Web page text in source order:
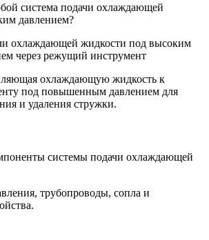
система подачи охлаждающей
давлением?
охлаждающую жидкость к
под повышенным давлением для
и удаления стружки.
системы подачи охлаждающей
трубопроводы, сопла и